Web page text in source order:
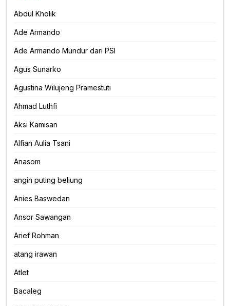
Abdul Kholik
Ade Armando
Ade Armando Mundur dari PSI
Agus Sunarko
Agustina Wilujeng Pramestuti
Ahmad Luthfi
Aksi Kamisan
Alfian Aulia Tsani
Anasom
angin puting beliung
Anies Baswedan
Ansor Sawangan
Arief Rohman
atang irawan
Atlet
Bacaleg